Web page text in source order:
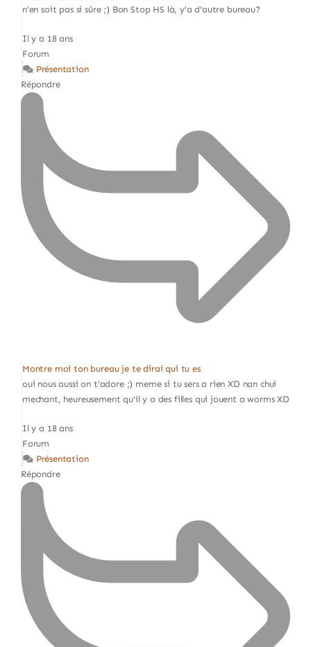
n'en soit pas si sûre ;) Bon Stop HS là, y'a d'autre bureau?
Il y a 18 ans
Forum
Présentation
Répondre
Montre moi ton bureau je te dirai qui tu es
oui nous aussi on t'adore ;) meme si tu sers a rien XD nan chui
mechant, heureusement qu'il y a des filles qui jouent a worms XD
Il y a 18 ans
Forum
Présentation
Répondre